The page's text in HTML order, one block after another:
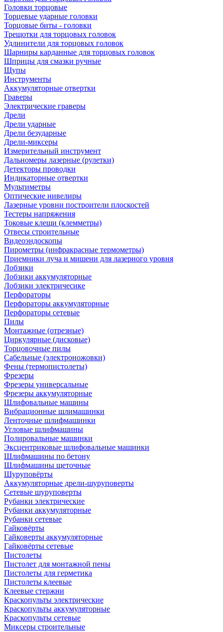
Головки торцовые
Торцевые ударные головки
Торцовые биты - головки
Трещотки для торцовых головок
Удлинители для торцовых головок
Шарниры карданные для торцовых головок
Шприцы для смазки ручные
Щупы
Инструменты
Аккумуляторные отвертки
Граверы
Электрические граверы
Дрели
Дрели ударные
Дрели безударные
Дрели-миксеры
Измерительный инструмент
Дальномеры лазерные (рулетки)
Детекторы проводки
Индикаторные отвертки
Мультиметры
Оптические нивелиры
Лазерные уровни построители плоскостей
Тестеры напряжения
Токовые клещи (клемметры)
Отвесы строительные
Видеоэндоскопы
Пирометры (инфракрасные термометры)
Приемники луча и мишени для лазерного уровня
Лобзики
Лобзики аккумуляторные
Лобзики электричесике
Перфораторы
Перфораторы аккумуляторные
Перфораторы сетевые
Пилы
Монтажные (отрезные)
Циркулярные (дисковые)
Торцовочные пилы
Сабельные (электроножовки)
Фены (термопистолеты)
Фрезеры
Фрезеры универсальные
Фрезеры аккумуляторные
Шлифовальные машины
Вибрационные шлимашинки
Ленточные шлифмашинки
Угловые шлифмашины
Полировальные машинки
Эксцентриковые шлифовальные машинки
Шлифмашины по бетону
Шлифмашины щеточные
Шуруповёрты
Аккумуляторные дрели-шуруповерты
Сетевые шуруповерты
Рубанки электрические
Рубанки аккумуляторные
Рубанки сетевые
Гайковёрты
Гайковерты аккумуляторные
Гайковёрты сетевые
Пистолеты
Пистолет для монтажной пены
Пистолеты для герметика
Пистолеты клеевые
Клеевые стержни
Краскопульты электрические
Краскопульты аккумуляторные
Краскопульты сетевые
Миксеры строительные